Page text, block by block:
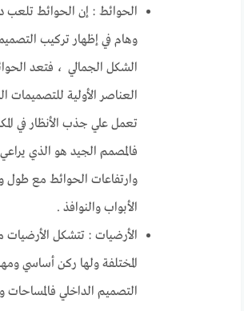
الحوائط : إن الحوائط تلعب
وهام في إظهار تركيب
الشكل الجمالي ، فتعد
العناصر الأولية للتصميمات
تعمل علي جذب الأنظار في
فالمصمم الجيد هو الذي
وارتفاعات الحوائط مع طول
الأبواب والنوافذ .
الأرضيات : تتشكل الأرضيات
المختلفة ولها ركن أساسي
التصميم الداخلي فالمساحات